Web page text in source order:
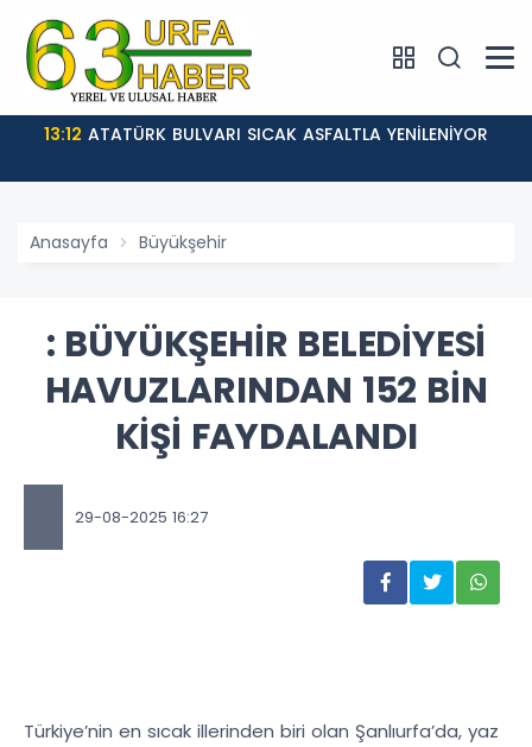
13:12 ATATÜRK BULVARI SICAK ASFALTLA YENİLENİYOR
Anasayfa Büyükşehir
: BÜYÜKŞEHİR BELEDİYESİ
HAVUZLARINDAN 152 BİN
KİŞİ FAYDALANDI
29-08-2025 16:27
Türkiye’nin en sıcak illerinden biri olan Şanlıurfa’da, yaz